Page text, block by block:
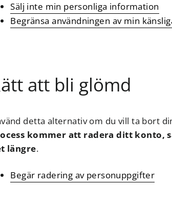
Sälj inte min personliga information
Begränsa användningen av min
att bli glömd
detta alternativ om du vill ta bort
kommer att radera ditt konto,
längre.
Begär radering av personuppgifter